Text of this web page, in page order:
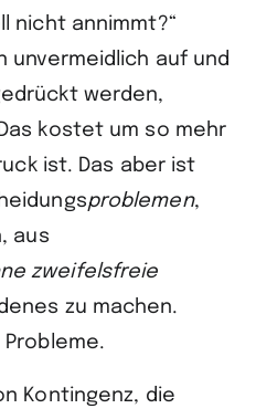
nicht annimmt?“
unvermeidlich auf und
werden,
kostet um so mehr
ist. Das aber ist
problemen,
aus
zweifelsfreie
zu machen.
Kontingenz, die